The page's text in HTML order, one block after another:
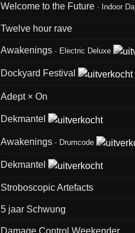
Welcome to the Future · Indoor
Twelve hour rave
Awakenings · Electric Deluxe
Dockyard Festival
Adept × On
Dekmantel
Awakenings · Drumcode
Dekmantel
Stroboscopic Artefacts
5 jaar Schwung